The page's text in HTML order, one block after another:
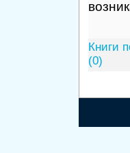
Книги
(0)